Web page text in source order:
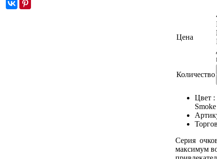
Цена
Количество
Цвет :
Серия
максимум